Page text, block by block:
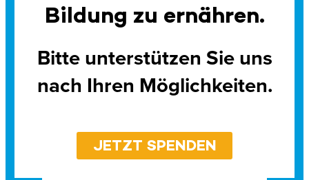
Bildung zu ernähren.
Bitte unterstützen Sie uns
nach Ihren Möglichkeiten.
JETZT SPENDEN